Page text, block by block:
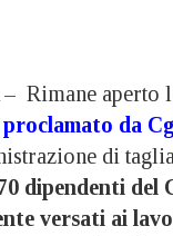
Rimane aperto
proclamato da
di
dipendenti del
versati ai